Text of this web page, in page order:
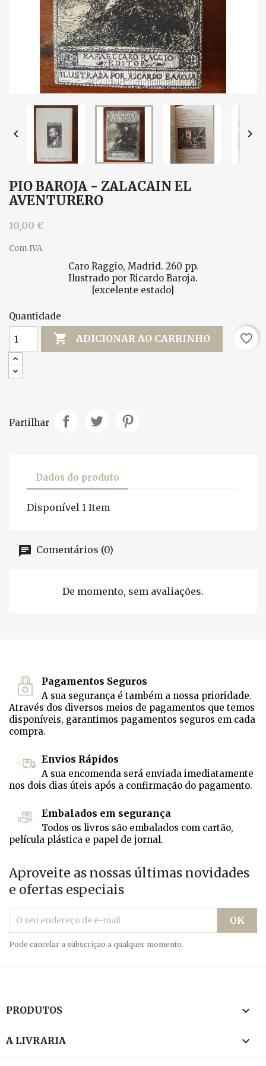
 
PIO BAROJA - ZALACAIN EL
AVENTURERO
10,00 €
Com IVA
Caro Raggio, Madrid. 260 pp.
Ilustrado por Ricardo Baroja.
[excelente estado]
Quantidade
 ADICIONAR AO CARRINHO favorite_border
Partilhar
Dados do produto
Disponível 1 Item
Comentários (0)
De momento, sem avaliações.
Pagamentos Seguros
A sua segurança é também a nossa prioridade.
Através dos diversos meios de pagamentos que temos
disponíveis, garantimos pagamentos seguros em cada
compra.
Envios Rápidos
A sua encomenda será enviada imediatamente
nos dois dias úteis após a confirmação do pagamento.
Embalados em segurança
Todos os livros são embalados com cartão,
película plástica e papel de jornal.
Aproveite as nossas últimas novidades
e ofertas especiais
Pode cancelar a subscrição a qualquer momento.
PRODUTOS 
A LIVRARIA 